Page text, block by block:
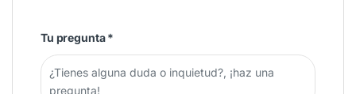
Tu pregunta*